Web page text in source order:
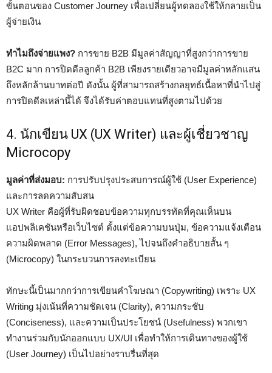
ขั้นตอนของ Customer Journey เพื่อเปลี่ยนผู้ทดลองใช้ให้กลายเป็น
ผู้จ่ายเงิน
ทำไมถึงจ่ายแพง? การขาย B2B มีมูลค่าสัญญาที่สูงกว่าการขาย
B2C มาก การปิดดีลลูกค้า B2B เพียงรายเดียวอาจมีมูลค่าหลักแสน
ถึงหลักล้านบาทต่อปี ดังนั้น ผู้ที่สามารถสร้างกลยุทธ์เนื้อหาที่นำไปสู่
การปิดดีลเหล่านี้ได้ จึงได้รับค่าตอบแทนที่สูงตามไปด้วย
4. นักเขียน UX (UX Writer) และผู้เชี่ยวชาญ
Microcopy
มูลค่าที่ส่งมอบ: การปรับปรุงประสบการณ์ผู้ใช้ (User Experience)
และการลดความสับสน
UX Writer คือผู้ที่รับผิดชอบข้อความทุกบรรทัดที่คุณเห็นบน
แอปพลิเคชันหรือเว็บไซต์ ตั้งแต่ข้อความบนปุ่ม, ข้อความแจ้งเตือน
ความผิดพลาด (Error Messages), ไปจนถึงคำอธิบายสั้น ๆ
(Microcopy) ในกระบวนการลงทะเบียน
ทักษะนี้เป็นมากกว่าการเขียนคำโฆษณา (Copywriting) เพราะ UX
Writing มุ่งเน้นที่ความชัดเจน (Clarity), ความกระชับ
(Conciseness), และความเป็นประโยชน์ (Usefulness) พวกเขา
ทำงานร่วมกับนักออกแบบ UX/UI เพื่อทำให้การเดินทางของผู้ใช้
(User Journey) เป็นไปอย่างราบรื่นที่สุด